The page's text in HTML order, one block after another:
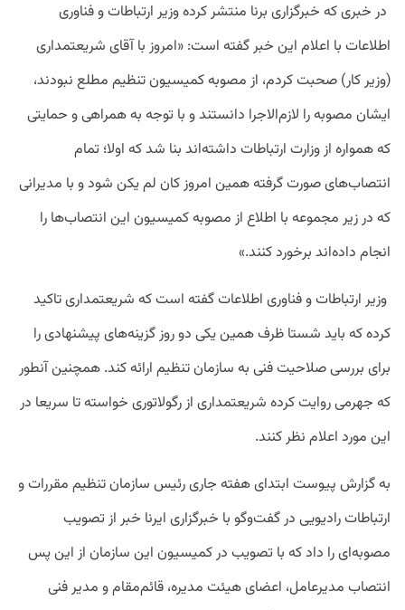
در خبری که خبرگزاری برنا منتشر کرده وزیر ارتباطات و فناوری
اطلاعات با اعلام این خبر گفته است:‌ «امروز با آقای شریعتمداری
(وزیر کار) صحبت کردم، از مصوبه کمیسیون تنظیم مطلع نبودند،
ایشان مصوبه را لازم‌الاجرا دانستند و با توجه به همراهی و حمایتی
که همواره از وزارت ارتباطات داشته‌اند بنا شد که اولا؛ تمام
انتصاب‌های صورت گرفته همین امروز کان لم یکن شود و با مدیرانی
که در زیر مجموعه با اطلاع از مصوبه کمیسیون این انتصاب‌ها را
انجام داده‌اند برخورد کنند.»
وزیر ارتباطات و فناوری اطلاعات گفته است که شریعتمداری تاکید
کرده که باید شستا ظرف همین یکی دو روز گزینه‌های پیشنهادی را
برای بررسی صلاحیت فنی به سازمان تنظیم ارائه کند. همچنین آنطور
که جهرمی روایت کرده شریعتمداری از رگولاتوری خواسته تا سریعا در
این مورد اعلام نظر کنند.
به گزارش پیوست ابتدای هفته جاری رئیس سازمان تنظیم مقررات و
ارتباطات رادیویی در گفت‌وگو با خبرگزاری ایرنا خبر از تصویب
مصوبه‌ای را داد که با تصویب در کمیسیون این سازمان از این پس
انتصاب مدیرعامل، اعضای هیئت مدیره، قائم‌مقام و مدیر فنی